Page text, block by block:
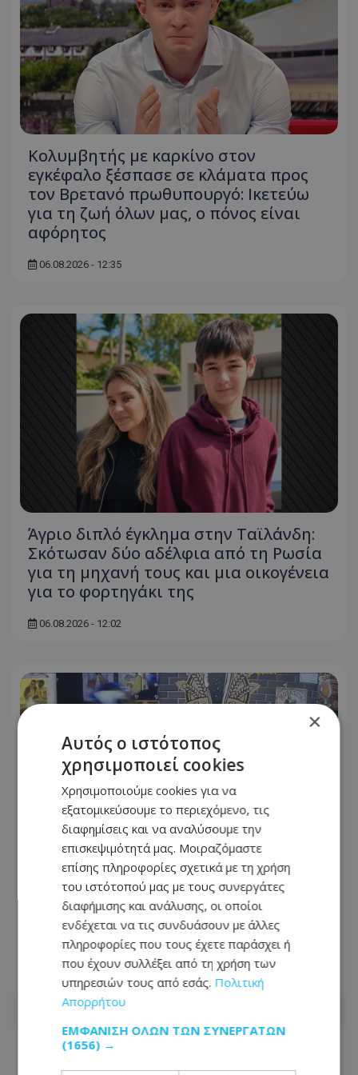
Κολυμβητής με καρκίνο στον
εγκέφαλο ξέσπασε σε κλάματα προς
τον Βρετανό πρωθυπουργό: Ικετεύω
για τη ζωή όλων μας, ο πόνος είναι
αφόρητος
06.08.2026 - 12:35
Άγριο διπλό έγκλημα στην Ταϊλάνδη:
Σκότωσαν δύο αδέλφια από τη Ρωσία
για τη μηχανή τους και μια οικογένεια
για το φορτηγάκι της
06.08.2026 - 12:02
Εν ψυχρώ δολοφονία ζευγαριού σε
μπαρ στην Κολομβία: Η γυναίκα
προσπάθησε να προστατεύσει τον
άνδρα της - Δείτε βίντεο
06.08.2026 - 07:49
×
Αυτός ο ιστότοπος
χρησιμοποιεί cookies
Χρησιμοποιούμε cookies για να
εξατομικεύσουμε το περιεχόμενο, τις
διαφημίσεις και να αναλύσουμε την
επισκεψιμότητά μας. Μοιραζόμαστε
επίσης πληροφορίες σχετικά με τη χρήση
του ιστότοπού μας με τους συνεργάτες
διαφήμισης και ανάλυσης, οι οποίοι
ενδέχεται να τις συνδυάσουν με άλλες
πληροφορίες που τους έχετε παράσχει ή
που έχουν συλλέξει από τη χρήση των
υπηρεσιών τους από εσάς. Πολιτική
Απορρήτου
ΕΜΦΆΝΙΣΗ ΌΛΩΝ ΤΩΝ ΣΥΝΕΡΓΑΤΏΝ
(1656) →